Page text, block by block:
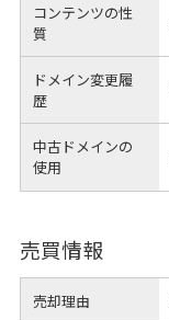
コンテンツの性
質
ドメイン変更履
歴
中古ドメインの
使用
売買情報
売却理由